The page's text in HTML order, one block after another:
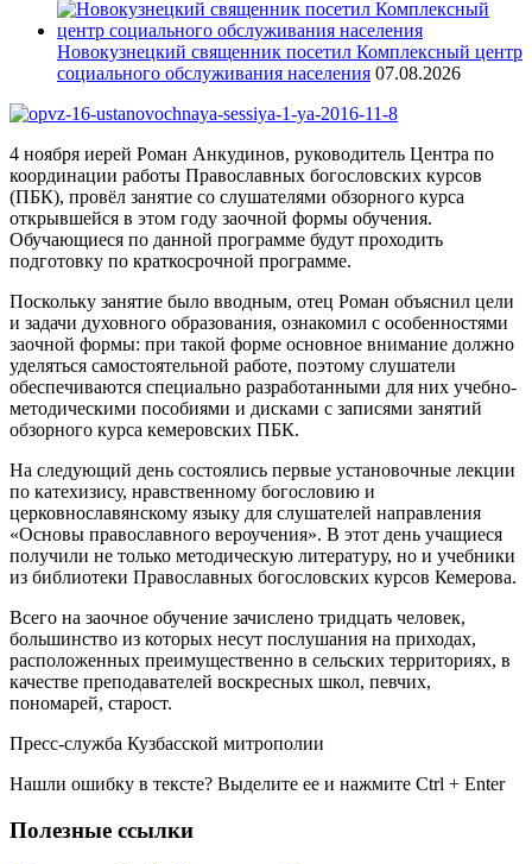
Новокузнецкий священник посетил Комплексный центр
социального обслуживания населения 07.08.2026
4 ноября иерей Роман Анкудинов, руководитель Центра по
координации работы Православных богословских курсов
(ПБК), провёл занятие со слушателями обзорного курса
открывшейся в этом году заочной формы обучения.
Обучающиеся по данной программе будут проходить
подготовку по краткосрочной программе.
Поскольку занятие было вводным, отец Роман объяснил цели
и задачи духовного образования, ознакомил с особенностями
заочной формы: при такой форме основное внимание должно
уделяться самостоятельной работе, поэтому слушатели
обеспечиваются специально разработанными для них учебно-
методическими пособиями и дисками с записями занятий
обзорного курса кемеровских ПБК.
На следующий день состоялись первые установочные лекции
по катехизису, нравственному богословию и
церковнославянскому языку для слушателей направления
«Основы православного вероучения». В этот день учащиеся
получили не только методическую литературу, но и учебники
из библиотеки Православных богословских курсов Кемерова.
Всего на заочное обучение зачислено тридцать человек,
большинство из которых несут послушания на приходах,
расположенных преимущественно в сельских территориях, в
качестве преподавателей воскресных школ, певчих,
пономарей, старост.
Пресс-служба Кузбасской митрополии
Нашли ошибку в тексте? Выделите ее и нажмите Ctrl + Enter
Полезные ссылки